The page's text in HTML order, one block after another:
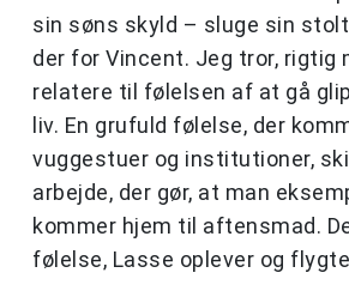
sin søns skyld – sluge sin
der for Vincent. Jeg tror, rigtig
relatere til følelsen af at gå
liv. En grufuld følelse, der
vuggestuer og institutioner,
arbejde, der gør, at man
kommer hjem til aftensmad.
følelse, Lasse oplever og